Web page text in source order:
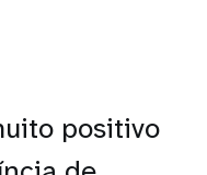
positivo
de